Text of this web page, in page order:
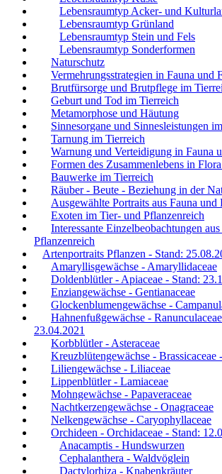
Lebensraumtyp Acker- und
Lebensraumtyp Grünland
Lebensraumtyp Stein und Fels
Lebensraumtyp Sonderformen
Naturschutz
Vermehrungsstrategien in Fauna und
Brutfürsorge und Brutpflege im
Geburt und Tod im Tierreich
Metamorphose und Häutung
Sinnesorgane und Sinnesleistungen
Tarnung im Tierreich
Warnung und Verteidigung in Fauna
Formen des Zusammenlebens in
Bauwerke im Tierreich
Räuber - Beute - Beziehung in der
Ausgewählte Portraits aus Fauna und
Exoten im Tier- und Pflanzenreich
Interessante Einzelbeobachtungen
Pflanzenreich
Artenportraits Pflanzen - Stand:
Amaryllisgewächse - Amaryllidaceae
Doldenblütler - Apiaceae - Stand:
Enziangewächse - Gentianaceae
Glockenblumengewächse -
Hahnenfußgewächse -
23.04.2021
Korbblütler - Asteraceae
Kreuzblütengewächse - Brassicaceae
Liliengewächse - Liliaceae
Lippenblütler - Lamiaceae
Mohngewächse - Papaveraceae
Nachtkerzengewächse - Onagraceae
Nelkengewächse - Caryophyllaceae
Orchideen - Orchidaceae - Stand:
Anacamptis - Hundswurzen
Cephalanthera - Waldvöglein
Dactylorhiza - Knabenkräuter